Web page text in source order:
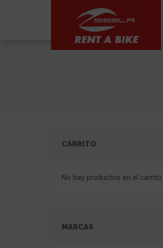
CARRITO
No hay productos en el carrito.
MARCAS